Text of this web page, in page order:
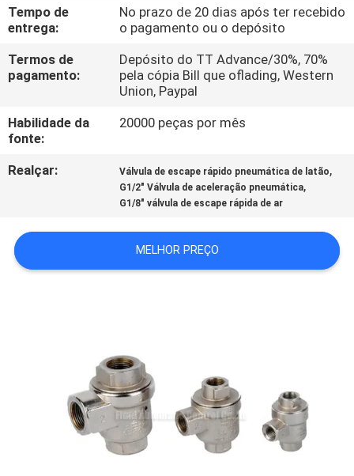
CONTACTE-
NOS
PEÇA
UMAS
CITAÇÕES
SHOW
PRIVACY
POLICY
Tempo de
entrega:
No prazo de 20 dias após ter recebido
o pagamento ou o depósito
Termos de
pagamento:
Depósito do TT Advance/30%, 70%
pela cópia Bill que oflading, Western
Union, Paypal
Habilidade da
fonte:
20000 peças por mês
Realçar: Válvula de escape rápido pneumática de latão,
G1/2" Válvula de aceleração pneumática,
G1/8" válvula de escape rápida de ar
MELHOR PREÇO